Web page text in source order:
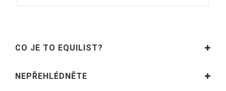
CO JE TO EQUILIST?
NEPŘEHLÉDNĚTE